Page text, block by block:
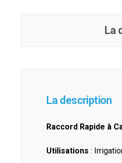
La
La description
Raccord Rapide à
Utilisations :